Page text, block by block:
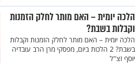
הלכה יומית – האם מותר לחלק הזמנות
וקבלות בשבת?
הלכה יומית – האם מותר לחלק הזמנות וקבלות
בשבת? 2 הלכות ביום, מפסקי מרן הרב עובדיה
יוסף זצ"ל